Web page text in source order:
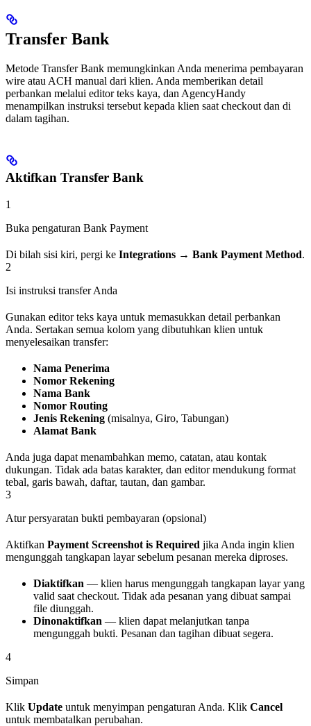
Transfer Bank
Metode Transfer Bank memungkinkan Anda menerima pembayaran
wire atau ACH manual dari klien. Anda memberikan detail
perbankan melalui editor teks kaya, dan AgencyHandy
menampilkan instruksi tersebut kepada klien saat checkout dan di
dalam tagihan.
Aktifkan Transfer Bank
1
Buka pengaturan Bank Payment
Di bilah sisi kiri, pergi ke Integrations → Bank Payment Method.
2
Isi instruksi transfer Anda
Gunakan editor teks kaya untuk memasukkan detail perbankan
Anda. Sertakan semua kolom yang dibutuhkan klien untuk
menyelesaikan transfer:
Nama Penerima
Nomor Rekening
Nama Bank
Nomor Routing
Jenis Rekening (misalnya, Giro, Tabungan)
Alamat Bank
Anda juga dapat menambahkan memo, catatan, atau kontak
dukungan. Tidak ada batas karakter, dan editor mendukung format
tebal, garis bawah, daftar, tautan, dan gambar.
3
Atur persyaratan bukti pembayaran (opsional)
Aktifkan Payment Screenshot is Required jika Anda ingin klien
mengunggah tangkapan layar sebelum pesanan mereka diproses.
Diaktifkan — klien harus mengunggah tangkapan layar yang
valid saat checkout. Tidak ada pesanan yang dibuat sampai
file diunggah.
Dinonaktifkan — klien dapat melanjutkan tanpa
mengunggah bukti. Pesanan dan tagihan dibuat segera.
4
Simpan
Klik Update untuk menyimpan pengaturan Anda. Klik Cancel
untuk membatalkan perubahan.